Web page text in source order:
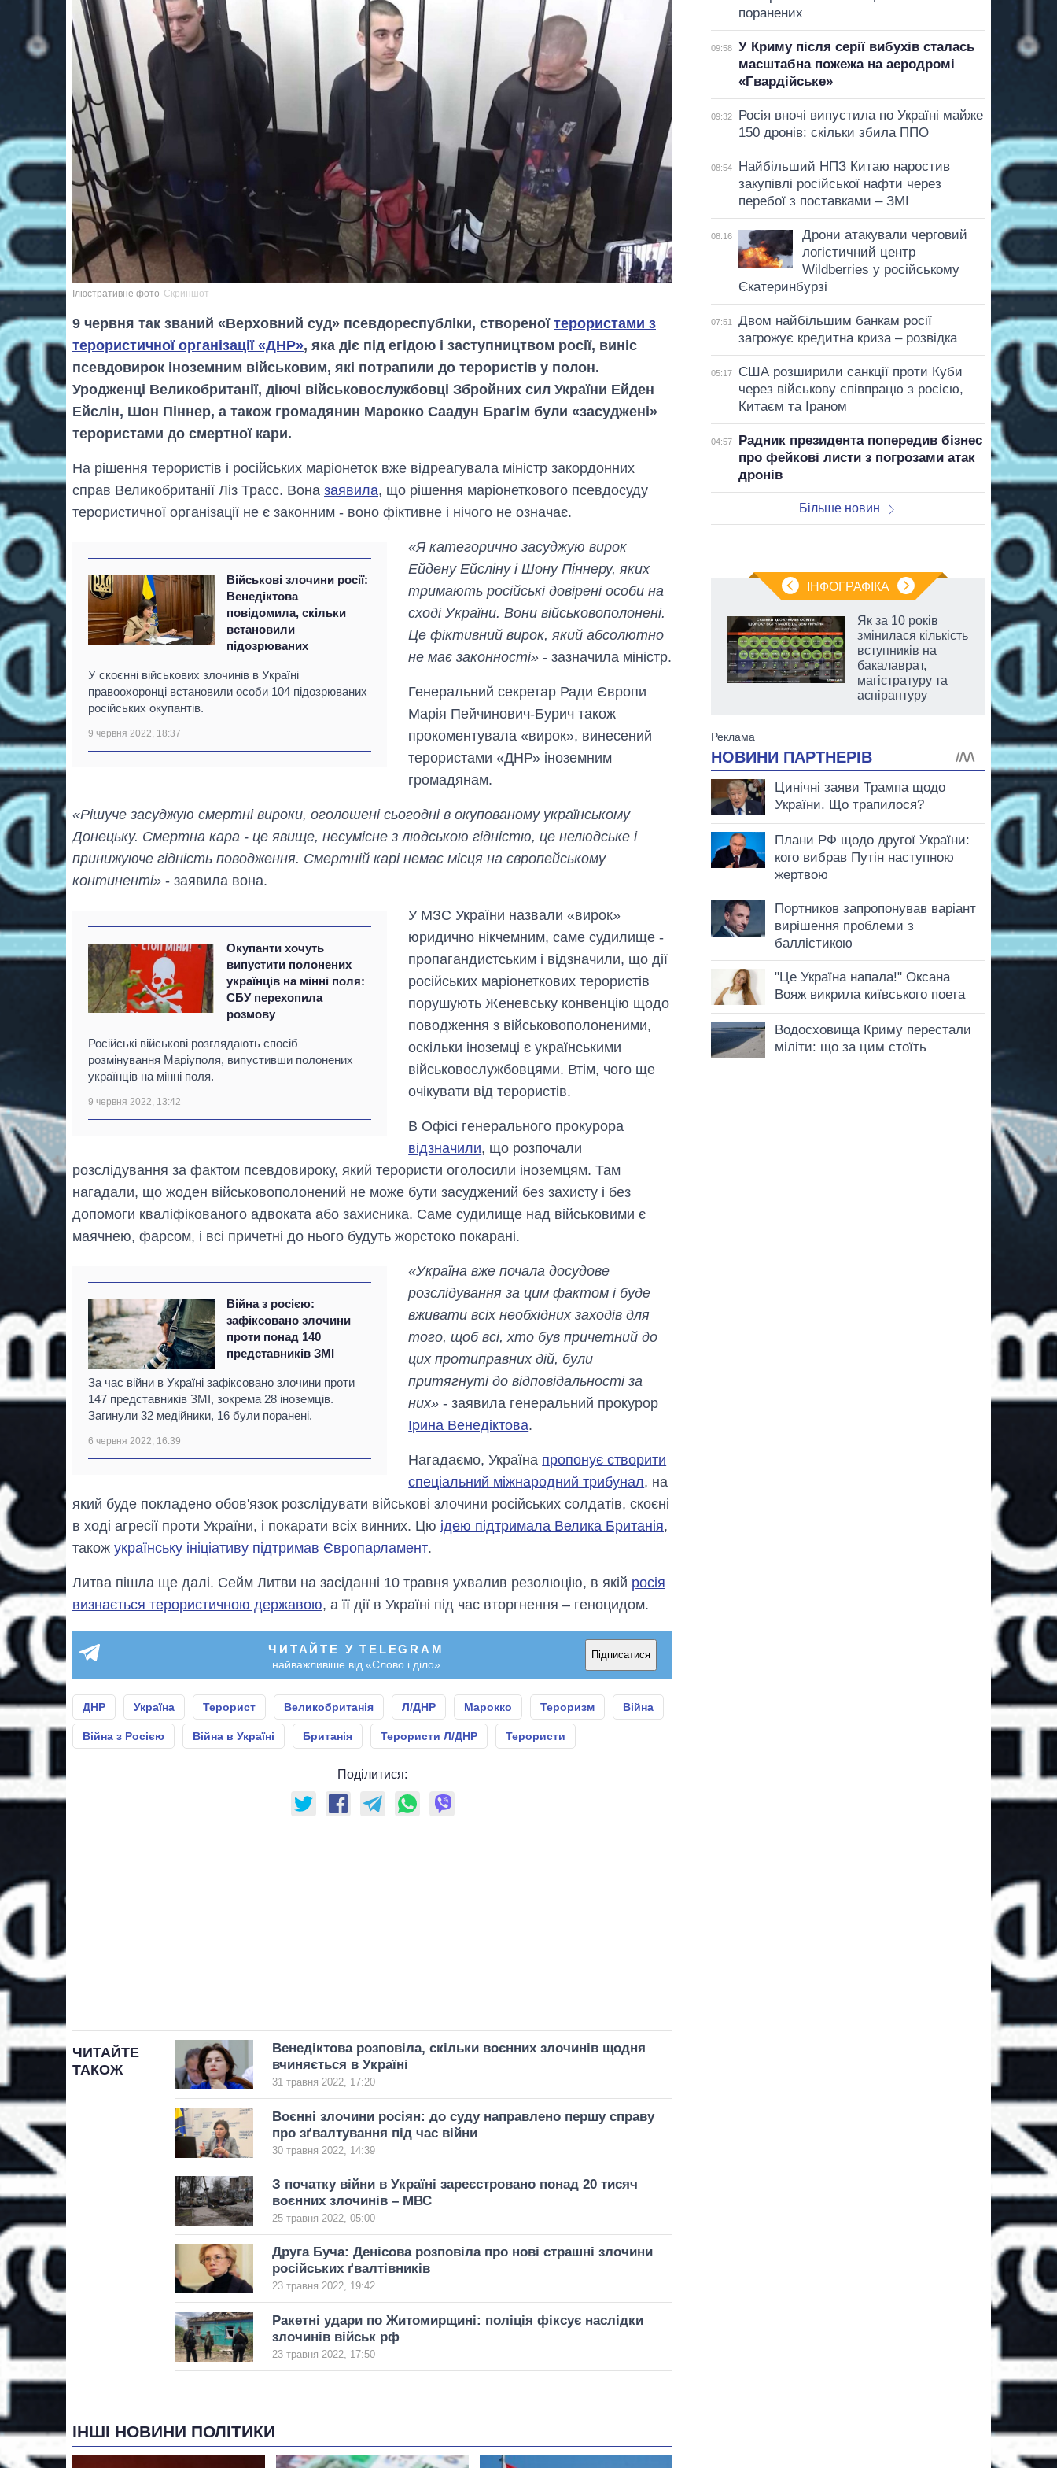
Ілюстративне фото Скриншот
9 червня так званий «Верховний суд» псевдореспубліки, створеної терористами з
терористичної організації «ДНР», яка діє під егідою і заступництвом росії, виніс
псевдовирок іноземним військовим, які потрапили до терористів у полон.
Уродженці Великобританії, діючі військовослужбовці Збройних сил України Ейден
Ейслін, Шон Піннер, а також громадянин Марокко Саадун Брагім були «засуджені»
терористами до смертної кари.
На рішення терористів і російських маріонеток вже відреагувала міністр закордонних
справ Великобританії Ліз Трасс. Вона заявила, що рішення маріонеткового псевдосуду
терористичної організації не є законним - воно фіктивне і нічого не означає.
Військові злочини росії:
Венедіктова
повідомила, скільки
встановили
підозрюваних
У скоєнні військових злочинів в Україні
правоохоронці встановили особи 104 підозрюваних
російських окупантів.
9 червня 2022, 18:37
«Я категорично засуджую вирок
Ейдену Ейсліну і Шону Піннеру, яких
тримають російські довірені особи на
сході України. Вони військовополонені.
Це фіктивний вирок, який абсолютно
не має законності» - зазначила міністр.
Генеральний секретар Ради Європи
Марія Пейчинович-Бурич також
прокоментувала «вирок», винесений
терористами «ДНР» іноземним
громадянам.
«Рішуче засуджую смертні вироки, оголошені сьогодні в окупованому українському
Донецьку. Смертна кара - це явище, несумісне з людською гідністю, це нелюдське і
принижуюче гідність поводження. Смертній карі немає місця на європейському
континенті» - заявила вона.
Окупанти хочуть
випустити полонених
українців на мінні поля:
СБУ перехопила
розмову
Російські військові розглядають спосіб
розмінування Маріуполя, випустивши полонених
українців на мінні поля.
9 червня 2022, 13:42
У МЗС України назвали «вирок»
юридично нікчемним, саме судилище -
пропагандистським і відзначили, що дії
російських маріонеткових терористів
порушують Женевську конвенцію щодо
поводження з військовополоненими,
оскільки іноземці є українськими
військовослужбовцями. Втім, чого ще
очікувати від терористів.
В Офісі генерального прокурора
відзначили, що розпочали
розслідування за фактом псевдовироку, який терористи оголосили іноземцям. Там
нагадали, що жоден військовополонений не може бути засуджений без захисту і без
допомоги кваліфікованого адвоката або захисника. Саме судилище над військовими є
маячнею, фарсом, і всі причетні до нього будуть жорстоко покарані.
Війна з росією:
зафіксовано злочини
проти понад 140
представників ЗМІ
За час війни в Україні зафіксовано злочини проти
147 представників ЗМІ, зокрема 28 іноземців.
Загинули 32 медійники, 16 були поранені.
6 червня 2022, 16:39
«Україна вже почала досудове
розслідування за цим фактом і буде
вживати всіх необхідних заходів для
того, щоб всі, хто був причетний до
цих протиправних дій, були
притягнуті до відповідальності за
них» - заявила генеральний прокурор
Ірина Венедіктова.
Нагадаємо, Україна пропонує створити
спеціальний міжнародний трибунал, на
який буде покладено обов'язок розслідувати військові злочини російських солдатів, скоєні
в ході агресії проти України, і покарати всіх винних. Цю ідею підтримала Велика Британія,
також українську ініціативу підтримав Європарламент.
Литва пішла ще далі. Сейм Литви на засіданні 10 травня ухвалив резолюцію, в якій росія
визнається терористичною державою, а її дії в Україні під час вторгнення – геноцидом.
ЧИТАЙТЕ У TELEGRAM
найважливіше від «Слово і діло»
Підписатися
ДНР Україна Терорист Великобританія Л/ДНР Марокко Тероризм Війна
Війна з Росією Війна в Україні Британія Терористи Л/ДНР Терористи
Поділитися:
ЧИТАЙТЕ
ТАКОЖ
Венедіктова розповіла, скільки воєнних злочинів щодня
вчиняється в Україні
31 травня 2022, 17:20
Воєнні злочини росіян: до суду направлено першу справу
про зґвалтування під час війни
30 травня 2022, 14:39
З початку війни в Україні зареєстровано понад 20 тисяч
воєнних злочинів – МВС
25 травня 2022, 05:00
Друга Буча: Денісова розповіла про нові страшні злочини
російських ґвалтівників
23 травня 2022, 19:42
Ракетні удари по Житомирщині: поліція фіксує наслідки
злочинів військ рф
23 травня 2022, 17:50
ІНШІ НОВИНИ ПОЛІТИКИ
поранених
09:58
У Криму після серії вибухів сталась
масштабна пожежа на аеродромі
«Гвардійське»
09:32
Росія вночі випустила по Україні майже
150 дронів: скільки збила ППО
08:54
Найбільший НПЗ Китаю наростив
закупівлі російської нафти через
перебої з поставками – ЗМІ
08:16
Дрони атакували черговий
логістичний центр
Wildberries у російському
Єкатеринбурзі
07:51
Двом найбільшим банкам росії
загрожує кредитна криза – розвідка
05:17
США розширили санкції проти Куби
через військову співпрацю з росією,
Китаєм та Іраном
04:57
Радник президента попередив бізнес
про фейкові листи з погрозами атак
дронів
Більше новин
ІНФОГРАФІКА
Економіка ШІ-
гігантів: скільки
коштують і
заробляють
Anthropic
Як за 10 років
змінилася кількість
вступників на
бакалаврат,
магістратуру та
аспірантуру